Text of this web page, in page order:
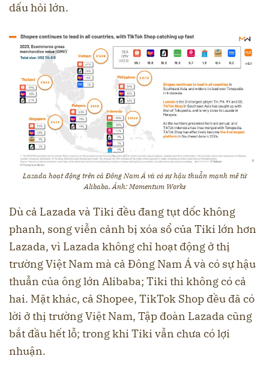
dấu hỏi lớn.
Lazada hoạt động trên cả Đông Nam Á và có sự hậu thuẫn mạnh mẽ từ
Alibaba. Ảnh: Momentum Works
Dù cả Lazada và Tiki đều đang tụt dốc không
phanh, song viễn cảnh bị xóa sổ của Tiki lớn hơn
Lazada, vì Lazada không chỉ hoạt động ở thị
trường Việt Nam mà cả Đông Nam Á và có sự hậu
thuẫn của ông lớn Alibaba; Tiki thì không có cả
hai. Mặt khác, cả Shopee, TikTok Shop đều đã có
lời ở thị trường Việt Nam, Tập đoàn Lazada cũng
bắt đầu hết lỗ; trong khi Tiki vẫn chưa có lợi
nhuận.